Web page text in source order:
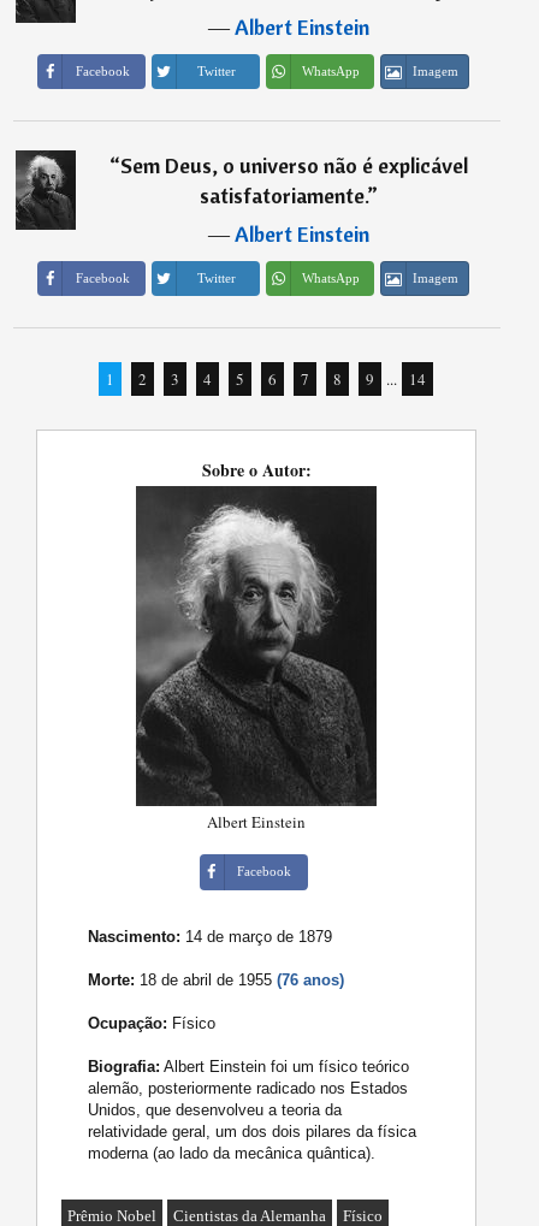
―Albert Einstein
Facebook Twitter WhatsApp Imagem
“Sem Deus, o universo não é explicável
satisfatoriamente.”
―Albert Einstein
Facebook Twitter WhatsApp Imagem
1 2 3 4 5 6 7 8 9 ... 14
Sobre o Autor:
Albert Einstein
Facebook
Nascimento: 14 de março de 1879
Morte: 18 de abril de 1955(76 anos)
Ocupação: Físico
Biografia: Albert Einstein foi um físico teórico
alemão, posteriormente radicado nos Estados
Unidos, que desenvolveu a teoria da
relatividade geral, um dos dois pilares da física
moderna (ao lado da mecânica quântica).
Prêmio Nobel Cientistas da Alemanha Físico